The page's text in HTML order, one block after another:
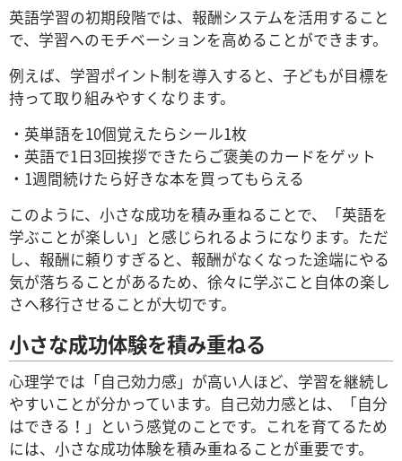
英語学習の初期段階では、報酬システムを活用すること
で、学習へのモチベーションを高めることができます。
例えば、学習ポイント制を導入すると、子どもが目標を
持って取り組みやすくなります。
・英単語を10個覚えたらシール1枚
・英語で1日3回挨拶できたらご褒美のカードをゲット
・1週間続けたら好きな本を買ってもらえる
このように、小さな成功を積み重ねることで、「英語を
学ぶことが楽しい」と感じられるようになります。ただ
し、報酬に頼りすぎると、報酬がなくなった途端にやる
気が落ちることがあるため、徐々に学ぶこと自体の楽し
さへ移行させることが大切です。
小さな成功体験を積み重ねる
心理学では「自己効力感」が高い人ほど、学習を継続し
やすいことが分かっています。自己効力感とは、「自分
はできる！」という感覚のことです。これを育てるため
には、小さな成功体験を積み重ねることが重要です。